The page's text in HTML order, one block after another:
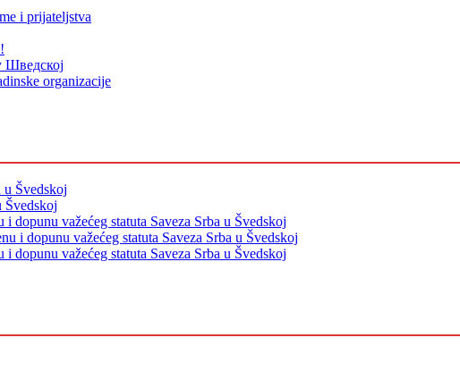
i prijateljstva
Шведској
organizacije
u Švedskoj
Švedskoj
i dopunu važećeg statuta Saveza Srba u Švedskoj
i dopunu važećeg statuta Saveza Srba u Švedskoj
i dopunu važećeg statuta Saveza Srba u Švedskoj